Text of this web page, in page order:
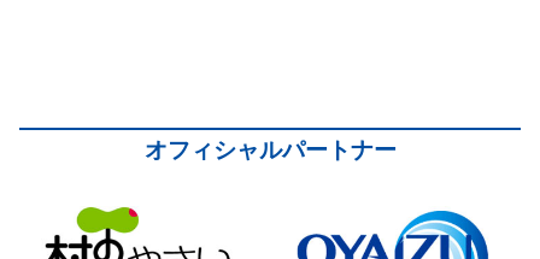
オフィシャルパートナー